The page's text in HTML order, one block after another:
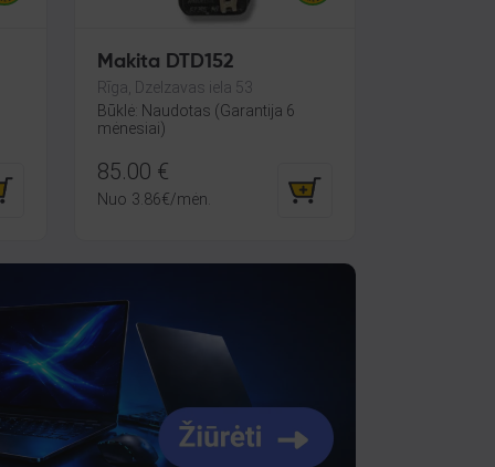
Makita DTD152
Rīga, Dzelzavas iela 53
Būklė: Naudotas (Garantija 6
mėnesiai)
85.00 €
Nuo 3.86€/mėn.